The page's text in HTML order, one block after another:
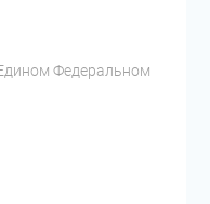
Федеральном